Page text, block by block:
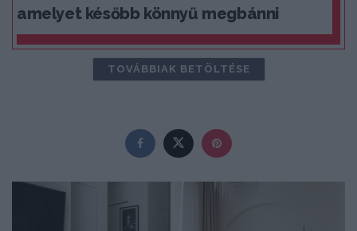
amelyet később könnyű megbánni
TOVÁBBIAK BETÖLTÉSE